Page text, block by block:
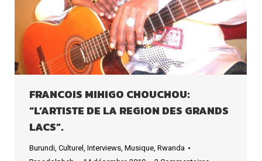
FRANCOIS MIHIGO CHOUCHOU:
“L’ARTISTE DE LA REGION DES GRANDS
LACS”.
Burundi, Culturel , Interviews, Musique, Rwanda